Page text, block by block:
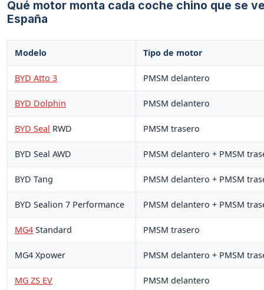
Qué motor monta cada coche chino que se
España
Modelo Tipo de motor
BYD Atto 3 PMSM delantero
BYD Dolphin PMSM delantero
BYD Seal RWD PMSM trasero
BYD Seal AWD PMSM delantero + PMSM
BYD Tang PMSM delantero + PMSM
BYD Sealion 7 Performance PMSM delantero + PMSM
MG4 Standard PMSM trasero
MG4 Xpower PMSM delantero + PMSM
MG ZS EV PMSM delantero